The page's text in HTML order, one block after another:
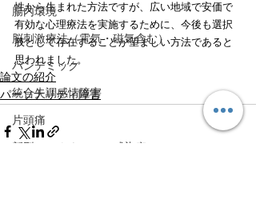
腸内環境
脳刺激療法（電気・磁気含む）
パンデミック
統合失調感情障害
片頭痛
新型コロナウィルス感染症
性から生まれた方法ですが、広い地域で安価で
有効な心理療法を実施するために、今後も選択
肢として存在することが望ましい方法であると
思われました。
論文の紹介
パーソナリティ障害